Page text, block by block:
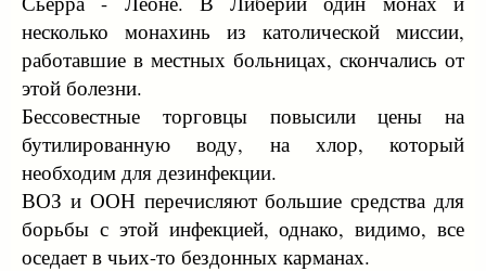
несколько монахинь из католической миссии,
работавшие в местных больницах, скончались от
этой болезни.
Бессовестные торговцы повысили цены на
бутилированную воду, на хлор, который
необходим для дезинфекции.
ВОЗ и ООН перечисляют большие средства для
борьбы с этой инфекцией, однако, видимо, все
оседает в чьих-то бездонных карманах.